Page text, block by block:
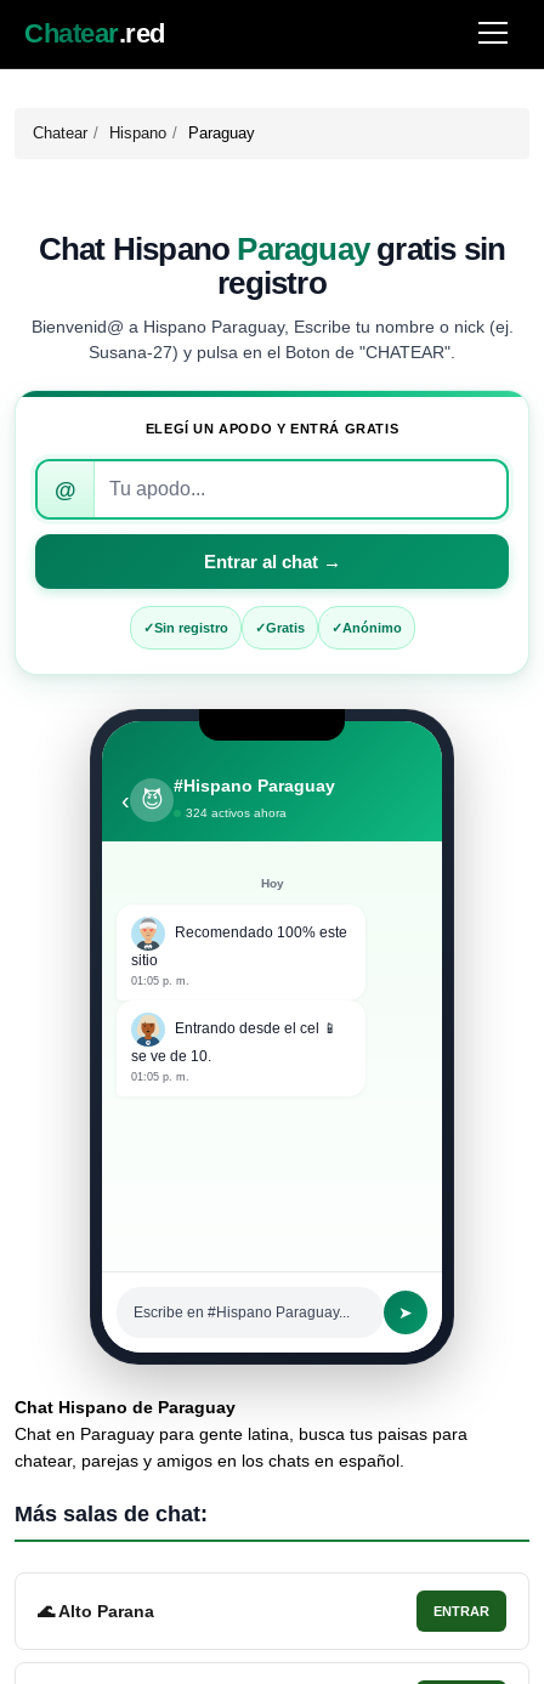
Chatear.red
Chatear Hispano Paraguay
Chat Hispano Paraguaygratis sin
registro
Bienvenid@ a Hispano Paraguay, Escribe tu nombre o nick (ej.
Susana-27) y pulsa en el Boton de "CHATEAR".
ELEGÍ UN APODO Y ENTRÁ GRATIS
Introduce
apodo
para
entrar
@
Entrar al chat →
Sin registro Gratis Anónimo
‹ 😈
#Hispano Paraguay
324 activos ahora
Hoy
Recomendado 100% este
sitio
01:05 p. m.
Entrando desde el cel 📱
se ve de 10.
01:05 p. m.
Escribe en #Hispano Paraguay... ➤
Chat Hispano de Paraguay
Chat en Paraguay para gente latina, busca tus paisas para
chatear, parejas y amigos en los chats en español.
Más salas de chat:
🌊 Alto Parana ENTRAR